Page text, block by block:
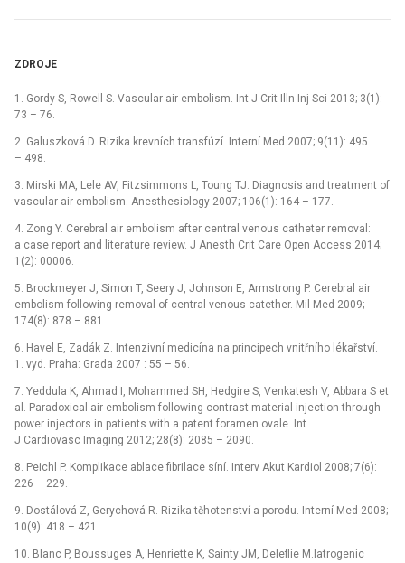
ZDROJE
1. Gordy S, Rowell S. Vascular air embolism. Int J Crit Illn Inj Sci 2013; 3(1):
73 –⁠ 76.
2. Galuszková D. Rizika krevních transfúzí. Interní Med 2007; 9(11): 495
–⁠ 498.
3. Mirski MA, Lele AV, Fitzsimmons L, Toung TJ. Dia­gnosis and treatment of
vascular air embolism. Anesthesiology 2007; 106(1): 164 –⁠ 177.
4. Zong Y. Cerebral air embolism after central venous catheter removal:
a case report and literature review. J Anesth Crit Care Open Access 2014;
1(2): 00006.
5. Brockmeyer J, Simon T, Seery J, Johnson E, Armstrong P. Cerebral air
embolism following removal of central venous catether. Mil Med 2009;
174(8): 878 –⁠ 881.
6. Havel E, Zadák Z. Intenzivní medicína na principech vnitřního lékařství.
1. vyd. Praha: Grada 2007 : 55 –⁠ 56.
7. Yeddula K, Ahmad I, Mohammed SH, Hedgire S, Venkatesh V, Abbara S et
al. Paradoxical air embolism following contrast material injection through
power injectors in patients with a patent foramen ovale. Int
J Cardiovasc Imaging 2012; 28(8): 2085 –⁠ 2090.
8. Peichl P. Komplikace ablace fibrilace síní. Interv Akut Kardiol 2008; 7(6):
226 –⁠ 229.
9. Dostálová Z, Gerychová R. Rizika těhotenství a porodu. Interní Med 2008;
10(9): 418 –⁠ 421.
10. Blanc P, Boussuges A, Henriette K, Sainty JM, Deleflie M.Iatrogenic